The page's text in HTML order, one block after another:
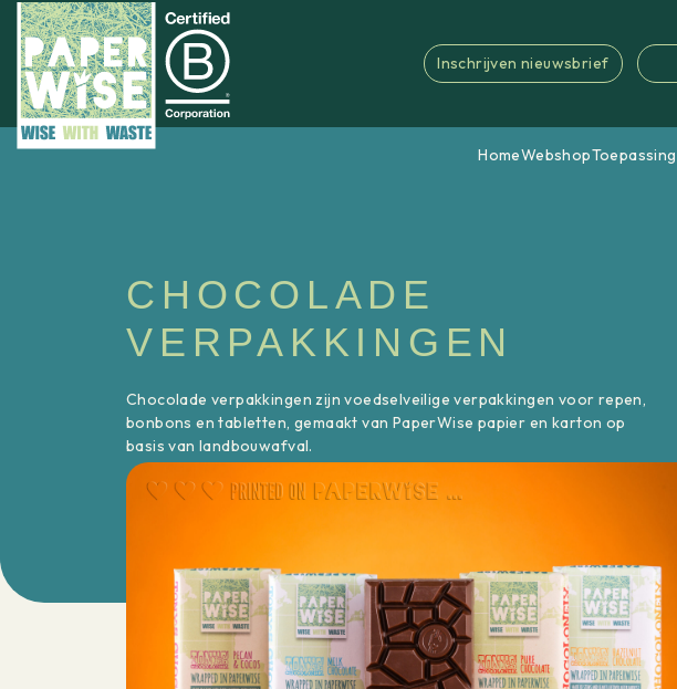
Inschrijven nieuwsbrief
HomeWebshop
CHOCOLADE
VERPAKKINGEN
Chocolade verpakkingen zijn voedselveilige verpakkingen voor repen,
bonbons en tabletten, gemaakt van PaperWise papier en karton op
basis van landbouwafval.